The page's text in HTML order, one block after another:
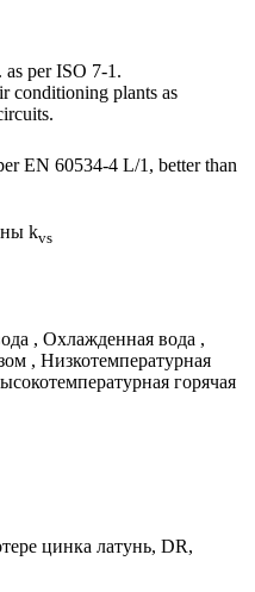
as per ISO 7-1.
conditioning plants as
EN 60534-4 L/1, better than
kvs
, Охлажденная вода ,
, Низкотемпературная
горячая
цинка латунь, DR,